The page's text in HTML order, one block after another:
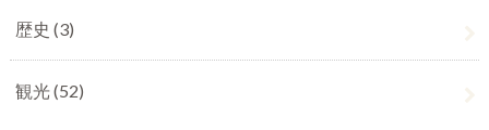
歴史 (3)
観光(52)